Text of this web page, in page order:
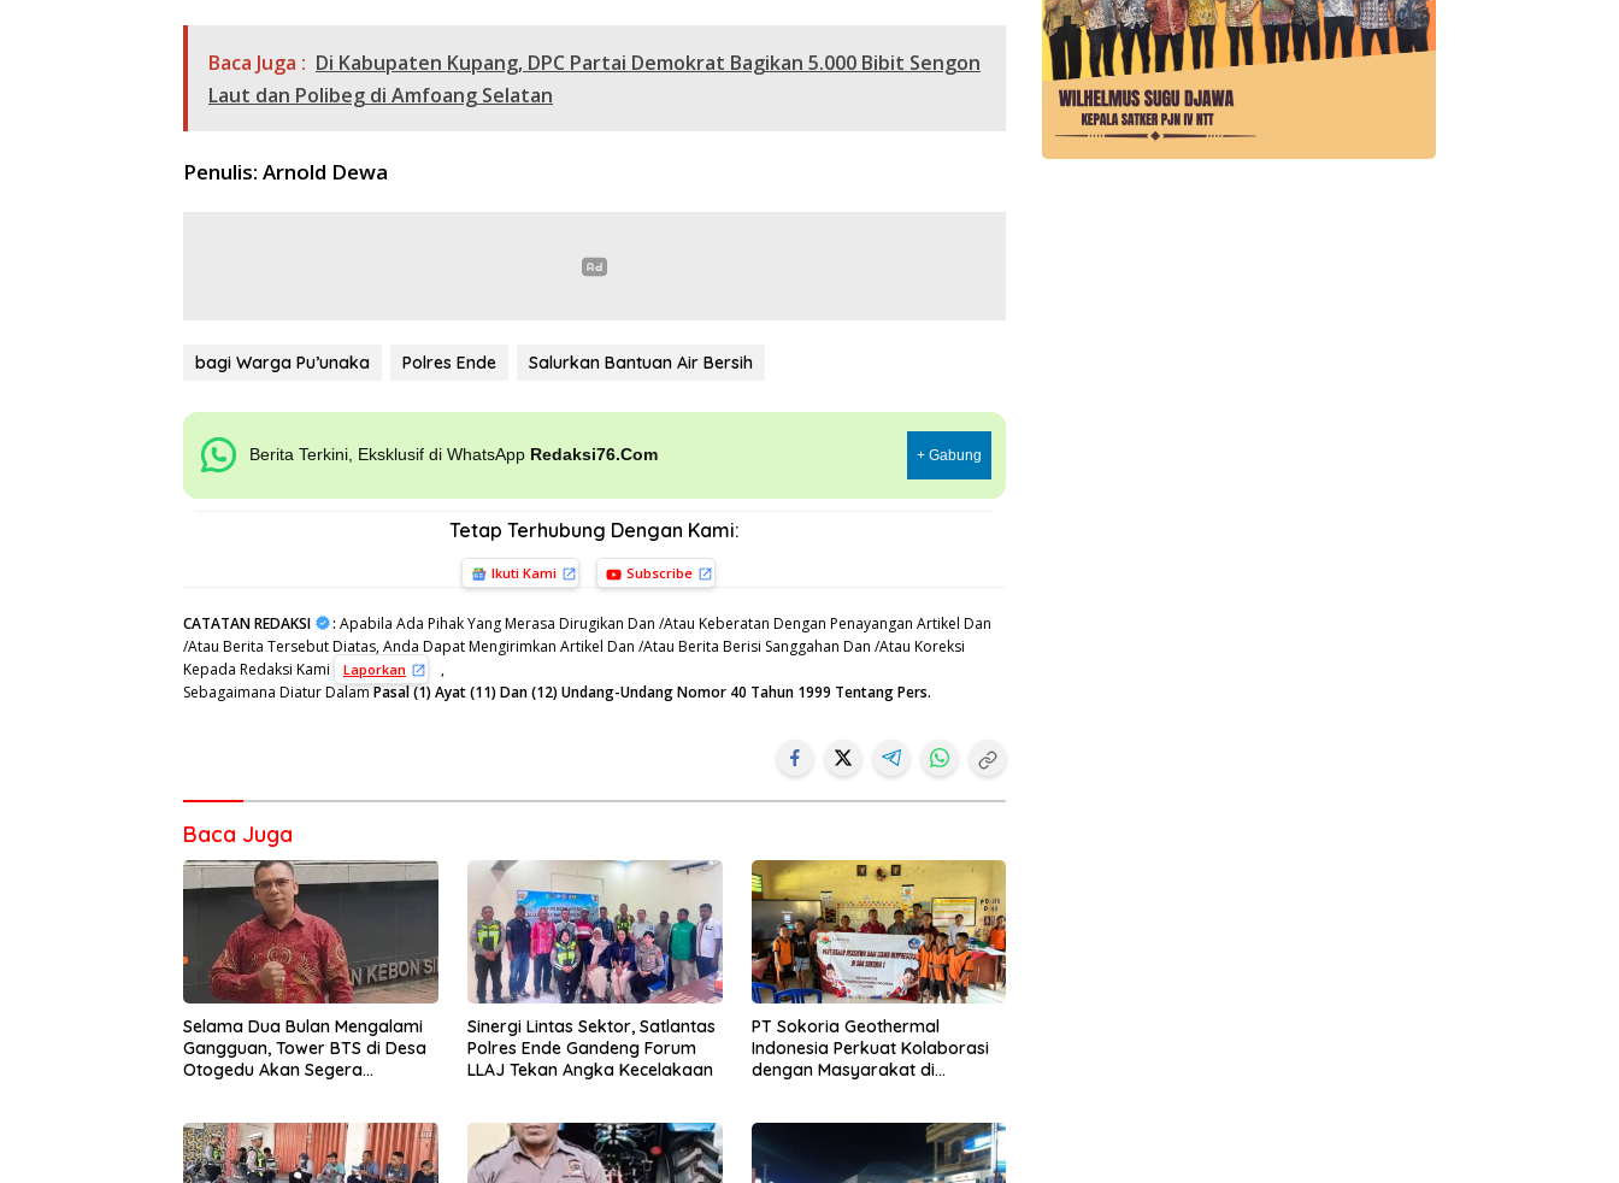
Baca Juga : Di Kabupaten Kupang, DPC Partai Demokrat Bagikan 5.000 Bibit Sengon
Laut dan Polibeg di Amfoang Selatan
Penulis: Arnold Dewa
bagi Warga Pu’unaka Polres Ende Salurkan Bantuan Air Bersih
Berita Terkini, Eksklusif di WhatsApp Redaksi76.Com + Gabung
Tetap Terhubung Dengan Kami:
Ikuti Kami Subscribe
CATATAN REDAKSI : Apabila Ada Pihak Yang Merasa Dirugikan Dan /Atau Keberatan Dengan Penayangan Artikel Dan
/Atau Berita Tersebut Diatas, Anda Dapat Mengirimkan Artikel Dan /Atau Berita Berisi Sanggahan Dan /Atau Koreksi
Kepada Redaksi Kami
Laporkan
,
Sebagaimana Diatur DalamPasal (1) Ayat (11) Dan (12) Undang-Undang Nomor 40 Tahun 1999 Tentang Pers.
Baca Juga
Selama Dua Bulan Mengalami
Gangguan, Tower BTS di Desa
Otogedu Akan Segera
Sinergi Lintas Sektor, Satlantas
Polres Ende Gandeng Forum
LLAJ Tekan Angka Kecelakaan
PT Sokoria Geothermal
Indonesia Perkuat Kolaborasi
dengan Masyarakat di